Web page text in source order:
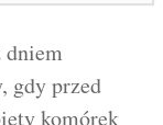
dniem
gdy przed
komórek